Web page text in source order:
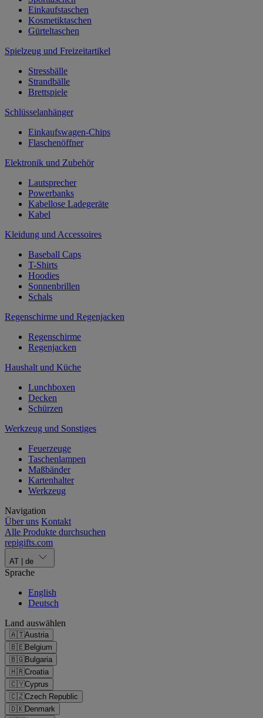
Einkaufstaschen
Kosmetiktaschen
Gürteltaschen
Spielzeug und Freizeitartikel
Stressbälle
Strandbälle
Brettspiele
Schlüsselanhänger
Einkaufswagen-Chips
Flaschenöffner
Elektronik und Zubehör
Lautsprecher
Powerbanks
Kabellose Ladegeräte
Kabel
Kleidung und Accessoires
Baseball Caps
T-Shirts
Hoodies
Sonnenbrillen
Schals
Regenschirme und Regenjacken
Regenschirme
Regenjacken
Haushalt und Küche
Lunchboxen
Decken
Schürzen
Werkzeug und Sonstiges
Feuerzeuge
Taschenlampen
Maßbänder
Kartenhalter
Werkzeug
Navigation
Über uns Kontakt
Alle Produkte durchsuchen
repigifts.com
AT de
Sprache
English
Deutsch
Land auswählen
🇦🇹Austria
🇧🇪Belgium
🇧🇬Bulgaria
🇭🇷Croatia
🇨🇾Cyprus
🇨🇿Czech Republic
🇩🇰Denmark